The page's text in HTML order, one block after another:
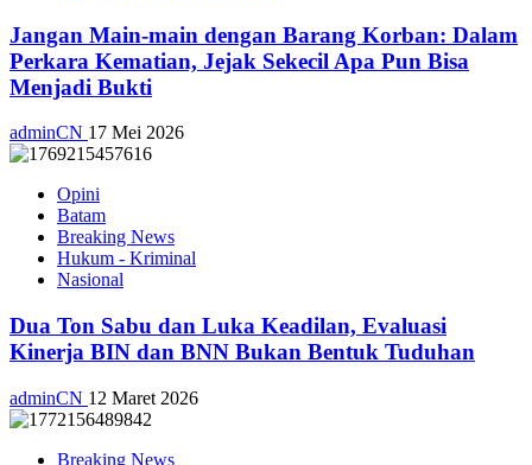
Jangan Main-main dengan Barang Korban: Dalam
Perkara Kematian, Jejak Sekecil Apa Pun Bisa
Menjadi Bukti
adminCN 17 Mei 2026
Opini
Batam
Breaking News
Hukum - Kriminal
Nasional
Dua Ton Sabu dan Luka Keadilan, Evaluasi
Kinerja BIN dan BNN Bukan Bentuk Tuduhan
adminCN 12 Maret 2026
Breaking News